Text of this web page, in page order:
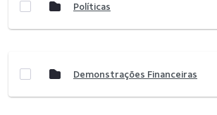
Políticas
Demonstrações Financeiras